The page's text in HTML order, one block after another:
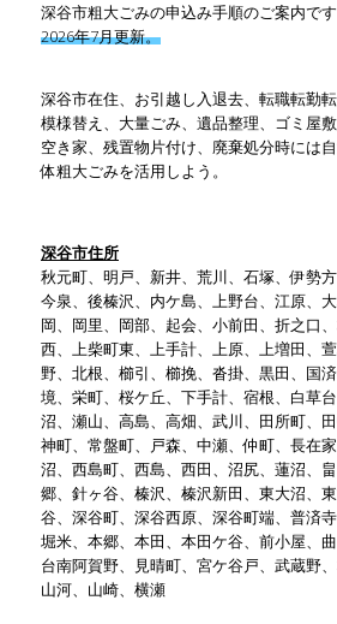
深谷市粗大ごみの申込み手順のご案内です
2026年7月更新。
深谷市在住、お引越し入退去、転職転勤
模様替え、大量ごみ、遺品整理、ゴミ屋敷
空き家、残置物片付け、廃棄処分時には
体粗大ごみを活用しよう。
深谷市住所
秋元町、明戸、新井、荒川、石塚、伊勢方
今泉、後榛沢、内ケ島、上野台、江原、大
岡、岡里、岡部、起会、小前田、折之口
西、上柴町東、上手計、上原、上増田、
野、北根、櫛引、櫛挽、沓掛、黒田、国済
境、栄町、桜ケ丘、下手計、宿根、白草
沼、瀬山、高島、高畑、武川、田所町、
神町、常盤町、戸森、中瀬、仲町、長在
沼、西島町、西島、西田、沼尻、蓮沼、
郷、針ヶ谷、榛沢、榛沢新田、東大沼、
谷、深谷町、深谷西原、深谷町端、普済寺
堀米、本郷、本田、本田ケ谷、前小屋、
台南阿賀野、見晴町、宮ケ谷戸、武蔵野
山河、山崎、横瀬